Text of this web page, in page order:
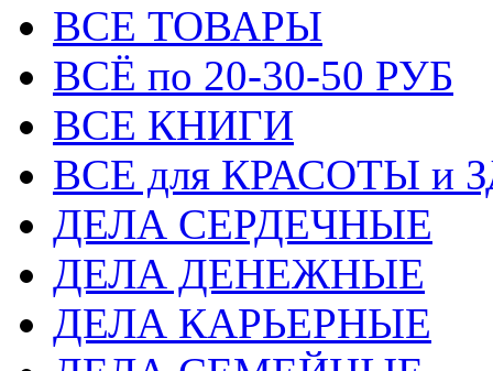
ВСЕ ТОВАРЫ
ВСЁ по 20-30-50 РУБ
ВСЕ КНИГИ
ВСЕ для КРАСОТЫ и
ДЕЛА СЕРДЕЧНЫЕ
ДЕЛА ДЕНЕЖНЫЕ
ДЕЛА КАРЬЕРНЫЕ